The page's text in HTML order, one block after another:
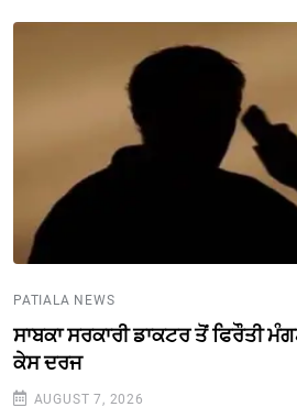
PATIALA NEWS
ਸਾਬਕਾ ਸਰਕਾਰੀ ਡਾਕਟਰ ਤੋਂ ਫਿਰੌਤੀ
ਕੇਸ ਦਰਜ
AUGUST 7, 2026